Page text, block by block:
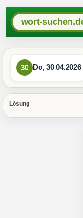
wort-
30 Do, 30.04.2026
Lösung